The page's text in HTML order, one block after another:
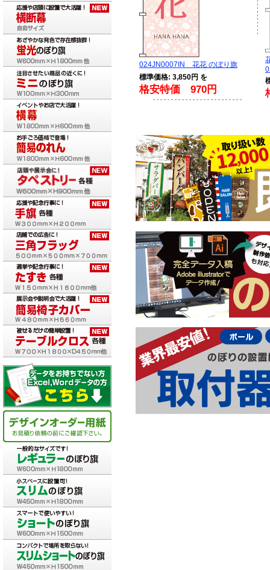
024JN0007IN 花花 のぼり旗
標準価格: 3,850円 を
格安特価 970円